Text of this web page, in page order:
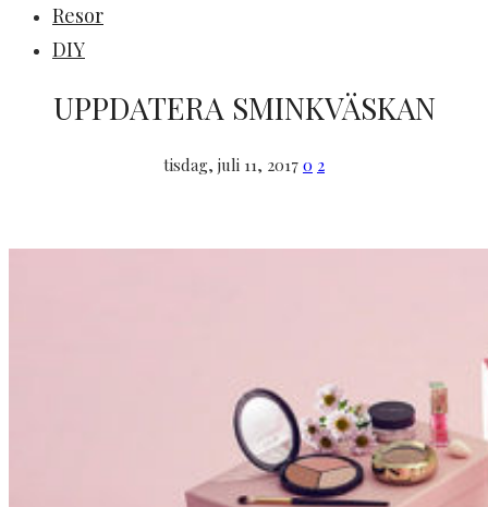
Resor
DIY
UPPDATERA SMINKVÄSKAN
tisdag, juli 11, 2017 0 2